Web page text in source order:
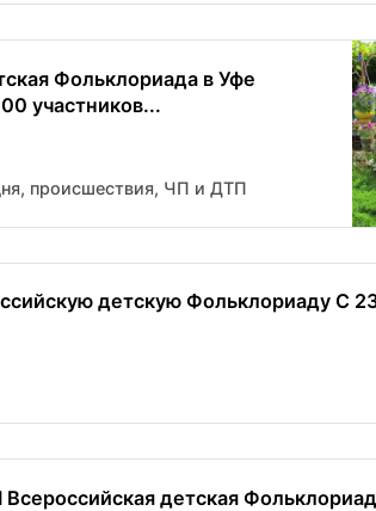
Фольклориада в Уфе
участников...
происшествия, ЧП и ДТП
детскую Фольклориаду С
Всероссийская детская